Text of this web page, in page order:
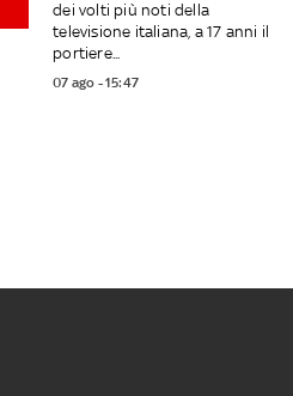
dei volti più noti della
televisione italiana, a 17 anni il
portiere...
07 ago - 15:47